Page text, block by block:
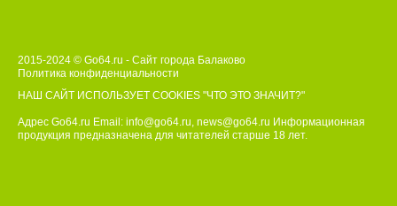
2015-2024 © Go64.ru - Сайт города Балаково
Политика конфиденциальности
НАШ САЙТ ИСПОЛЬЗУЕТ COOKIES "ЧТО ЭТО ЗНАЧИТ?"
Адрес Go64.ru Email: info@go64.ru, news@go64.ru Информационная
продукция предназначена для читателей старше 18 лет.